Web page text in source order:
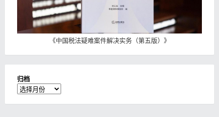
《中国税法疑难案件解决实务（第五版） 》
归档
归
档